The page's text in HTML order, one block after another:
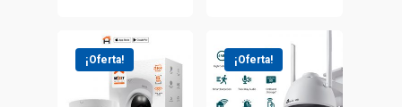
¡Oferta! ¡Oferta!
Impresoras
UPS
Televisores
Cámaras Y
Reserva Visita
Tecnica